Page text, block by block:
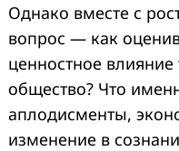
Однако вместе с
вопрос — как
ценностное влияние
общество? Что
аплодисменты,
изменение в